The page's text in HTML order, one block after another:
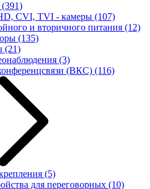
(391)
CVI, TVI - камеры (107)
и вторичного питания (12)
(135)
(21)
(3)
(ВКС) (116)
(5)
для переговорных (10)